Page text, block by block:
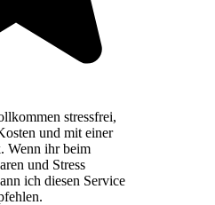
stressfrei,
und mit einer
Wenn ihr beim
und Stress
ich diesen Service